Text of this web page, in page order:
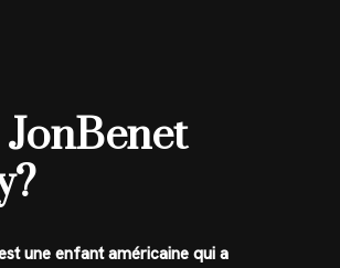
une enfant américaine qui a